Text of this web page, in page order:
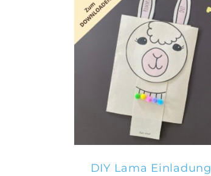
IN DEN
WARENKORB
DIY Lama Einladung